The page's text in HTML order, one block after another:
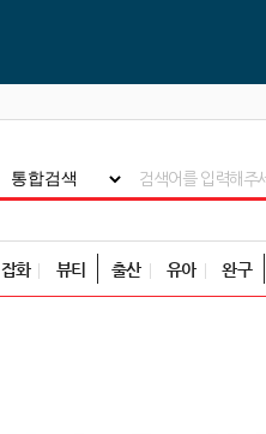
잡화 뷰티 출산 유아 완구